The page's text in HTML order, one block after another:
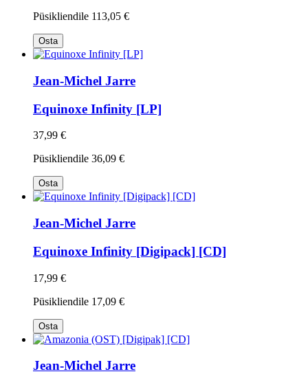
Püsikliendile 113,05 €
Osta
Jean-Michel Jarre
Equinoxe Infinity [LP]
37,99 €
Püsikliendile 36,09 €
Osta
Jean-Michel Jarre
Equinoxe Infinity [Digipack] [CD]
17,99 €
Püsikliendile 17,09 €
Osta
Jean-Michel Jarre